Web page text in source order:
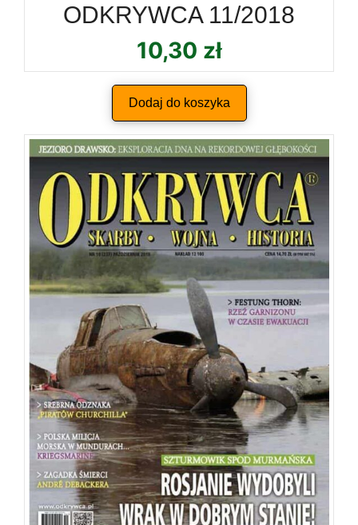
ODKRYWCA 11/2018
10,30 zł
Dodaj do koszyka